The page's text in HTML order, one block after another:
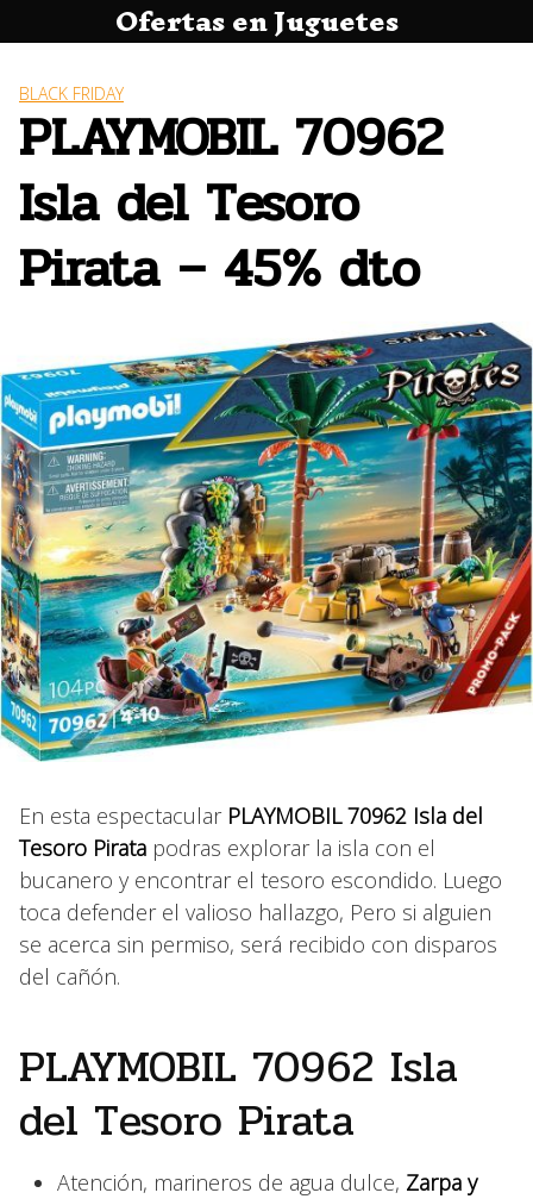
al
Ofertas en Juguetes
BLACK FRIDAY
PLAYMOBIL 70962
Isla del Tesoro
Pirata – 45% dto
En esta espectacular PLAYMOBIL 70962 Isla del
Tesoro Pirata podras explorar la isla con el
bucanero y encontrar el tesoro escondido. Luego
toca defender el valioso hallazgo, Pero si alguien
se acerca sin permiso, será recibido con disparos
del cañón.
PLAYMOBIL 70962 Isla
del Tesoro Pirata
Atención, marineros de agua dulce, Zarpa y